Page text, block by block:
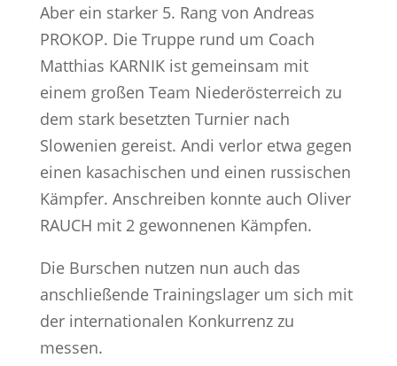
Aber ein starker 5. Rang von Andreas
PROKOP. Die Truppe rund um Coach
Matthias KARNIK ist gemeinsam mit
einem großen Team Niederösterreich zu
dem stark besetzten Turnier nach
Slowenien gereist. Andi verlor etwa gegen
einen kasachischen und einen russischen
Kämpfer. Anschreiben konnte auch Oliver
RAUCH mit 2 gewonnenen Kämpfen.
Die Burschen nutzen nun auch das
anschließende Trainingslager um sich mit
der internationalen Konkurrenz zu
messen.